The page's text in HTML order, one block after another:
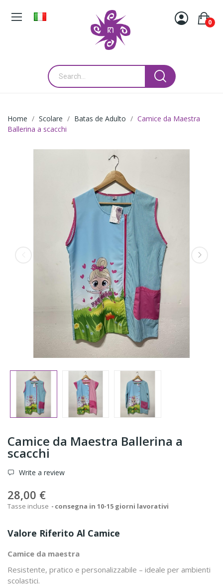
0
Home Scolare Batas de Adulto
Camice da Maestra
Ballerina a scacchi
Camice da Maestra Ballerina a
scacchi
Write a review
28,00 €
Tasse incluse consegna in 10-15 giorni lavorativi
Valore Riferito Al Camice
Camice da maestra
Resistente, pratico e personalizzabile – ideale per ambienti
scolastici.